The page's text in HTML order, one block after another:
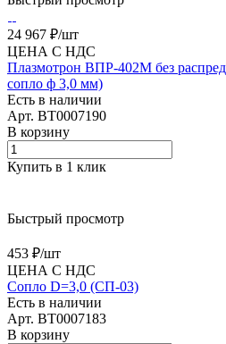
24 967 ₽/шт
ЦЕНА С НДС
Плазмотрон ВПР-402М без
сопло ф 3,0 мм)
Есть в наличии
Арт. BT0007190
В корзину
Купить в 1 клик
Быстрый просмотр
453 ₽/шт
ЦЕНА С НДС
Сопло D=3,0 (СП-03)
Есть в наличии
Арт. BT0007183
В корзину